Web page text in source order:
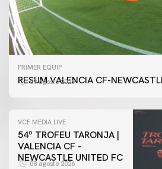
PRIMER EQUIP
RESUM VALENCIA CF-
09 agosto 2026
VCF MEDIA LIVE
54º TROFEU TARONJA |
VALENCIA CF -
NEWCASTLE UNITED FC
08 agosto 2026